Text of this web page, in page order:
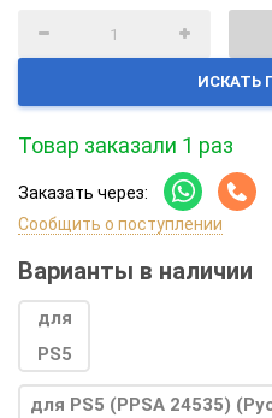
ИСКАТЬ
Товар заказали 1 раз
Заказать через:
Сообщить о поступлении
Варианты в наличии
для PS5 (PPSA 24535)